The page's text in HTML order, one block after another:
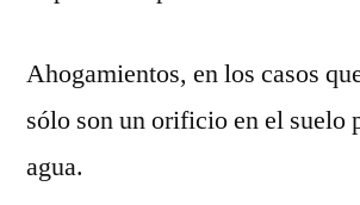
Ahogamientos, en los casos
sólo son un orificio en el suelo
agua.